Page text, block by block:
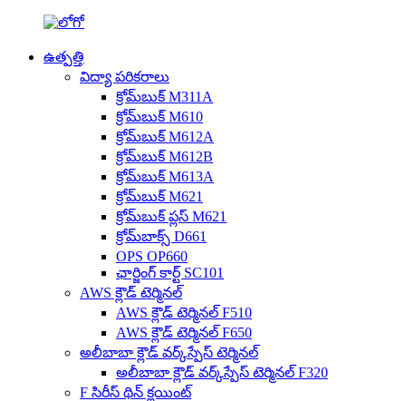
ఉత్పత్తి
విద్యా పరికరాలు
క్రోమ్‌బుక్ M311A
క్రోమ్‌బుక్ M610
క్రోమ్‌బుక్ M612A
క్రోమ్‌బుక్ M612B
క్రోమ్‌బుక్ M613A
క్రోమ్‌బుక్ M621
క్రోమ్‌బుక్ ప్లస్ M621
క్రోమ్‌బాక్స్ D661
OPS OP660
ఛార్జింగ్ కార్ట్ SC101
AWS క్లౌడ్ టెర్మినల్
AWS క్లౌడ్ టెర్మినల్ F510
AWS క్లౌడ్ టెర్మినల్ F650
అలీబాబా క్లౌడ్ వర్క్‌స్పేస్ టెర్మినల్
అలీబాబా క్లౌడ్ వర్క్‌స్పేస్ టెర్మినల్ F320
F సిరీస్ థిన్ క్లయింట్